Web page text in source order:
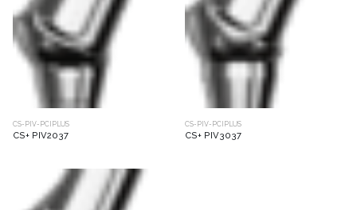
CS-PIV-PCIPLUS
CS+ PIV2037
CS-PIV-PCIPLUS
CS+ PIV3037